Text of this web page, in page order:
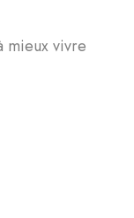
mieux vivre